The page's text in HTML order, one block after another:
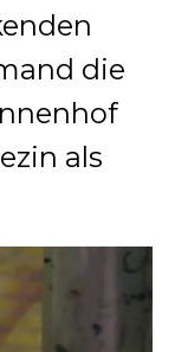
die
als